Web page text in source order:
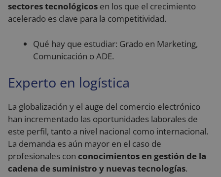
sectores tecnológicos en los que el crecimiento
acelerado es clave para la competitividad.
Qué hay que estudiar: Grado en Marketing,
Comunicación o ADE.
Experto en logística
La globalización y el auge del comercio electrónico
han incrementado las oportunidades laborales de
este perfil, tanto a nivel nacional como internacional.
La demanda es aún mayor en el caso de
profesionales con conocimientos en gestión de la
cadena de suministro y nuevas tecnologías.
Cookies de rendimiento
Cookies de preferencias
Cookies de funcionalidad
Cookies no clasificadas
Las cookies estrictamente necesarias permiten la